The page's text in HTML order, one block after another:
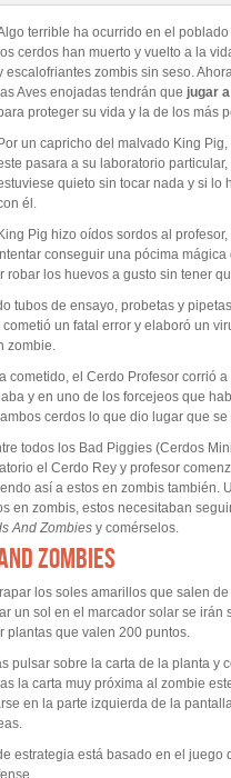
terrible ha ocurrido en el
los cerdos han muerto y vuelto a la
escalofriantes zombis sin seso.
las Aves enojadas tendrán que jugar
proteger su vida y la de los más
Por un capricho del malvado King
pasara a su laboratorio
quieto sin tocar nada y si lo
él.
King Pig hizo oídos sordos al
conseguir una pócima
robar los huevos a gusto sin tener
tubos de ensayo, probetas y
un fatal error y elaboró un
zombie.
cometido, el Cerdo Profesor corrió
y en uno de los forcejeos que
cerdos lo que dio lugar que
todos los Bad Piggies (Cerdos
el Cerdo Rey y profesor
así a estos en zombis también.
en zombis, estos necesitaban
And Zombies y comérselos.
ZOMBIES
los soles amarillos que salen
un sol en el marcador solar se irán
plantas que valen 200 puntos.
pulsar sobre la carta de la planta y
la carta muy próxima al zombie
en la parte izquierda de la
estrategia está basado en el juego